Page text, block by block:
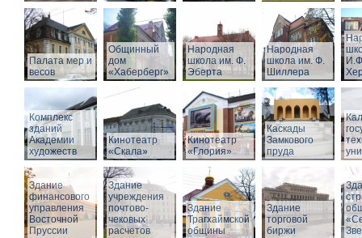
Палата мер и
весов
Общинный
дом
«Хаберберг»
Народная
школа им. Ф.
Эберта
Народная
школа им. Ф.
Шиллера
Комплекс
зданий
Академии
художеств
Кинотеатр
«Скала»
Кинотеатр
«Глория»
Каскады
Замкового
пруда
Здание
финансового
управления
Восточной
Пруссии
Здание
учреждения
почтово-
чековых
расчетов
Здание
Трагхаймской
общины
Здание
торговой
биржи